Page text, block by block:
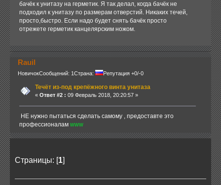
бачёк к унитазу на герметик. Я так делал, когда бачёк не
подходил к унитазу по размерам отверстий. Никаких течей,
просто,быстро. Если надо будет снять бачёк просто
отрежете герметик канцелярским ножом.
Rauil
НовичокСообщений: 1Страна: Репутация +0/-0
Течёт из-под крепёжного винта унитаза
« Ответ #2 : 09 Февраль 2018, 20:20:57 »
НЕ нужно пытаться сделать самому , предоставте это
профессионалам www
Страницы: [1]